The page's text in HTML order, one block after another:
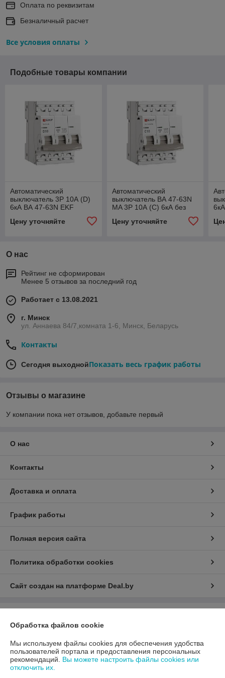
Оплата по реквизитам
Безналичный расчет
Все условия оплаты
Подобные товары компании
Автоматический
выключатель 3P 10А (D)
6кА ВА 47-63N EKF
Цену уточняйте
Автоматический
выключатель ВА 47-63N
MA 3P 10А (C) 6кА без
теплового расцепителя
PROXIMA EKF
Цену уточняйте
О нас
Рейтинг не сформирован
Менее 5 отзывов за последний год
Работает с 13.08.2021
г. Минск
ул. Аннаева 84/7,комната 1-6, Минск, Беларусь
Контакты
Сегодня выходнойПоказать весь график работы
Отзывы о магазине
У компании пока нет отзывов, добавьте первый
О нас
Контакты
Доставка и оплата
График работы
Полная версия сайта
Политика обработки cookies
Сайт создан на платформе Deal.by
220037, г. Минск, ул. Аннаева 84/7,комната 1-6
Регистрационный номер ЕГР: 193597061
Обработка файлов cookie
Мы используем файлы cookies для обеспечения удобства
пользователей портала и предоставления персональных
рекомендаций. Вы можете настроить файлы cookies или
отключить их.